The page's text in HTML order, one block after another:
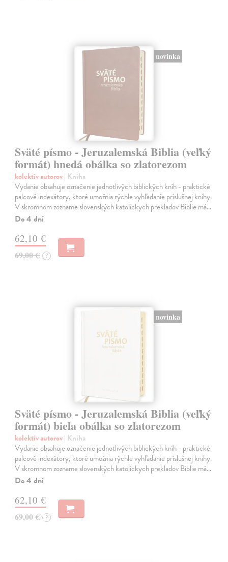
novinka
Sväté písmo - Jeruzalemská Biblia (veľký
formát) hnedá obálka so zlatorezom
kolektív autorov| Kniha
Vydanie obsahuje označenie jednotlivých biblických kníh - praktické
palcové indexátory, ktoré umožnia rýchle vyhľadanie príslušnej knihy.
V skromnom zozname slovenských katolíckych prekladov Biblie má…
Do 4 dní
62,10 €
69,00 € ?
novinka
Sväté písmo - Jeruzalemská Biblia (veľký
formát) biela obálka so zlatorezom
kolektív autorov| Kniha
Vydanie obsahuje označenie jednotlivých biblických kníh - praktické
palcové indexátory, ktoré umožnia rýchle vyhľadanie príslušnej knihy.
V skromnom zozname slovenských katolíckych prekladov Biblie má…
Do 4 dní
62,10 €
69,00 € ?